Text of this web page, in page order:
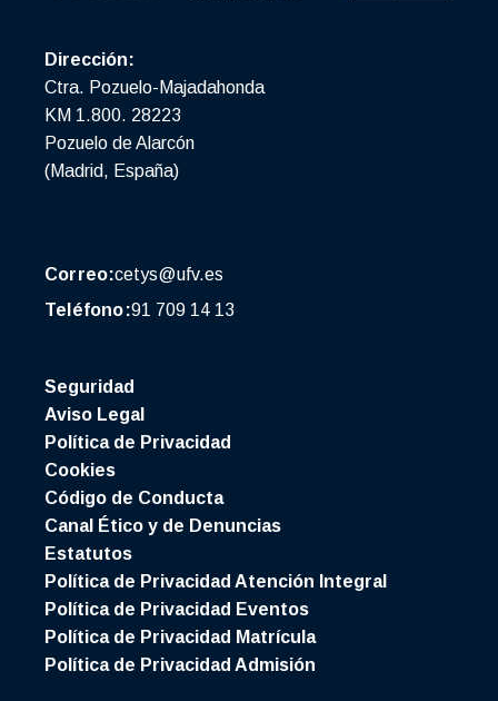
Dirección:
Ctra. Pozuelo-Majadahonda
KM 1.800. 28223
Pozuelo de Alarcón
(Madrid, España)
Correo:cetys@ufv.es
Teléfono:91 709 14 13
Seguridad
Aviso Legal
Política de Privacidad
Cookies
Código de Conducta
Canal Ético y de Denuncias
Estatutos
Política de Privacidad Atención Integral
Política de Privacidad Eventos
Política de Privacidad Matrícula
Política de Privacidad Admisión